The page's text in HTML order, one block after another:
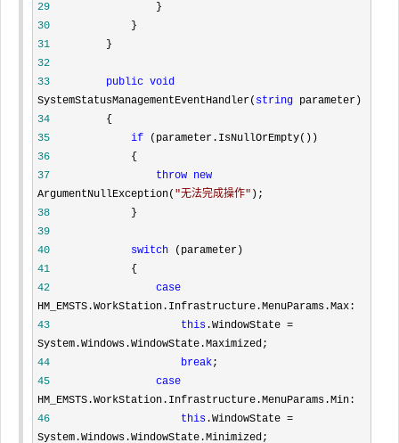
29
30
31
32
33
public void
SystemStatusManagementEventHandler( string
34
35
if
36
37
throw new
ArgumentNullException( "无法完成操作"
38
39
40
switch
41
42
case
43
this .WindowState =
44
break
45
case
46
this .WindowState =